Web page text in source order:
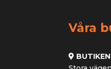
Våra